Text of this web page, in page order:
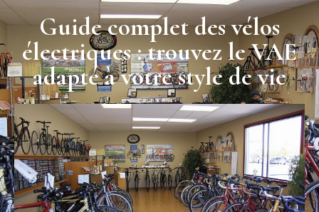
Guide complet des vélos
électriques : trouvez le VAE
adapté à votre style de vie